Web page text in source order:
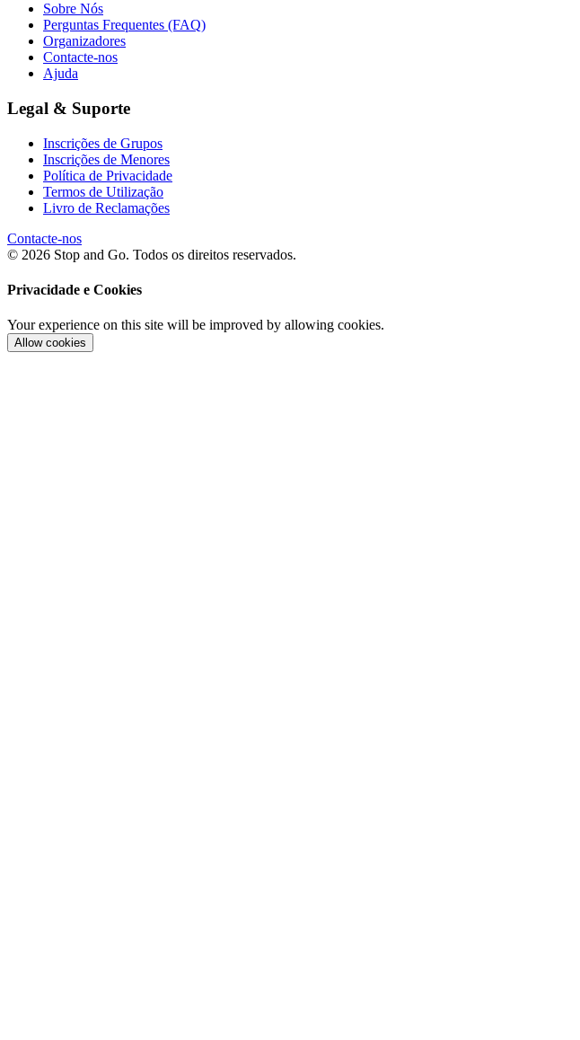
Sobre Nós
Perguntas Frequentes (FAQ)
Organizadores
Contacte-nos
Ajuda
Legal & Suporte
Inscrições de Grupos
Inscrições de Menores
Política de Privacidade
Termos de Utilização
Livro de Reclamações
Contacte-nos
© 2026 Stop and Go. Todos os direitos reservados.
Privacidade e Cookies
Your experience on this site will be improved by allowing cookies.
Allow cookies